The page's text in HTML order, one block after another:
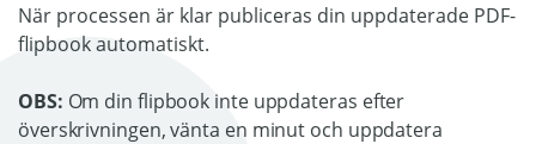
När processen är klar publiceras din uppdaterade PDF-
flipbook automatiskt.
OBS: Om din flipbook inte uppdateras efter
överskrivningen, vänta en minut och uppdatera